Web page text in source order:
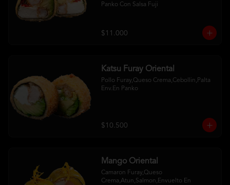
Panko Con Salsa Fuji
$11.000
Katsu Furay Oriental
Pollo Furay,Queso Crema,Cebollin,Palta
Env.En Panko
$10.500
Mango Oriental
Camaron Furay,Queso
Crema,Atun,Salmon,Envuelto En